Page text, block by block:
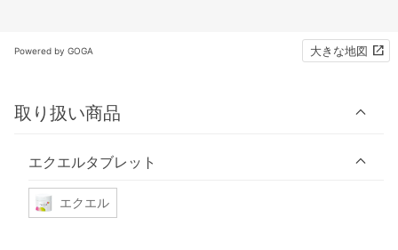
Powered by GOGA 大きな地図
取り扱い商品
エクエルタブレット
エクエル